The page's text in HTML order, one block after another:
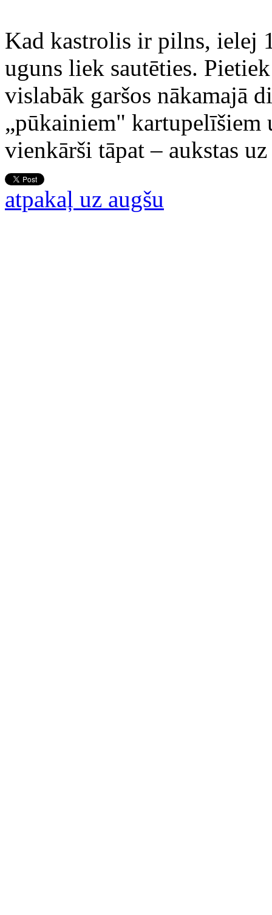
Kad kastrolis ir pilns, ielej
uguns liek sautēties.
vislabāk garšos nākamajā
„pūkainiem"
vienkārši tāpat – aukstas
atpakaļ uz augšu